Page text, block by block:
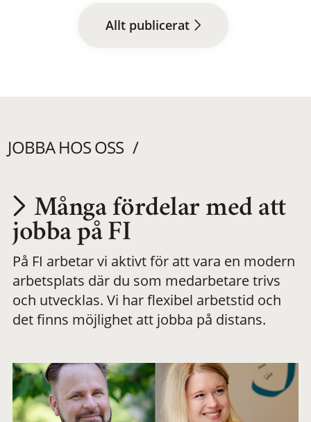
Allt publicerat
JOBBA HOS OSS
Utvecklas på en
meningsfull och
flexibel
Många fördelar med att
jobba på FI
På FI arbetar vi aktivt för att vara en modern
arbetsplats där du som medarbetare trivs
och utvecklas. Vi har flexibel arbetstid och
det finns möjlighet att jobba på distans.